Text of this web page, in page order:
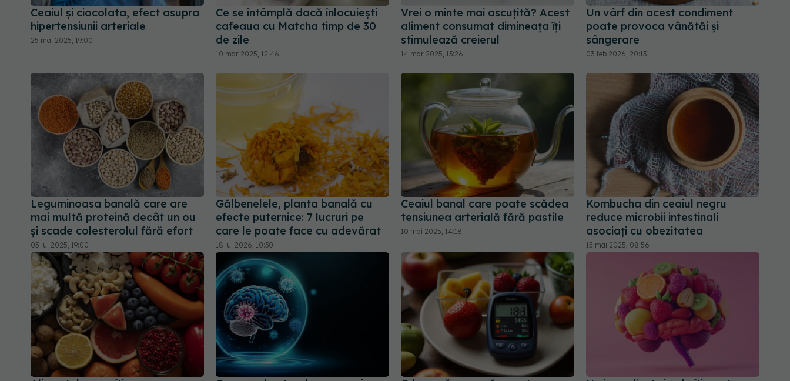
Ceaiul și ciocolata, efect asupra
hipertensiunii arteriale
25 mai 2025, 19:00
Ce se întâmplă dacă înlocuiești
cafeaua cu Matcha timp de 30
de zile
10 mar 2025, 12:46
Vrei o minte mai ascuțită? Acest
aliment consumat dimineața îți
stimulează creierul
14 mar 2025, 13:26
Un vârf din acest condiment
poate provoca vânătăi și
sângerare
03 feb 2026, 20:13
Leguminoasa banală care are
mai multă proteină decât un ou
și scade colesterolul fără efort
05 iul 2025, 19:00
Gălbenelele, planta banală cu
efecte puternice: 7 lucruri pe
care le poate face cu adevărat
18 iul 2026, 10:30
Ceaiul banal care poate scădea
tensiunea arterială fără pastile
10 mai 2025, 14:18
Kombucha din ceaiul negru
reduce microbii intestinali
asociați cu obezitatea
15 mai 2025, 08:56